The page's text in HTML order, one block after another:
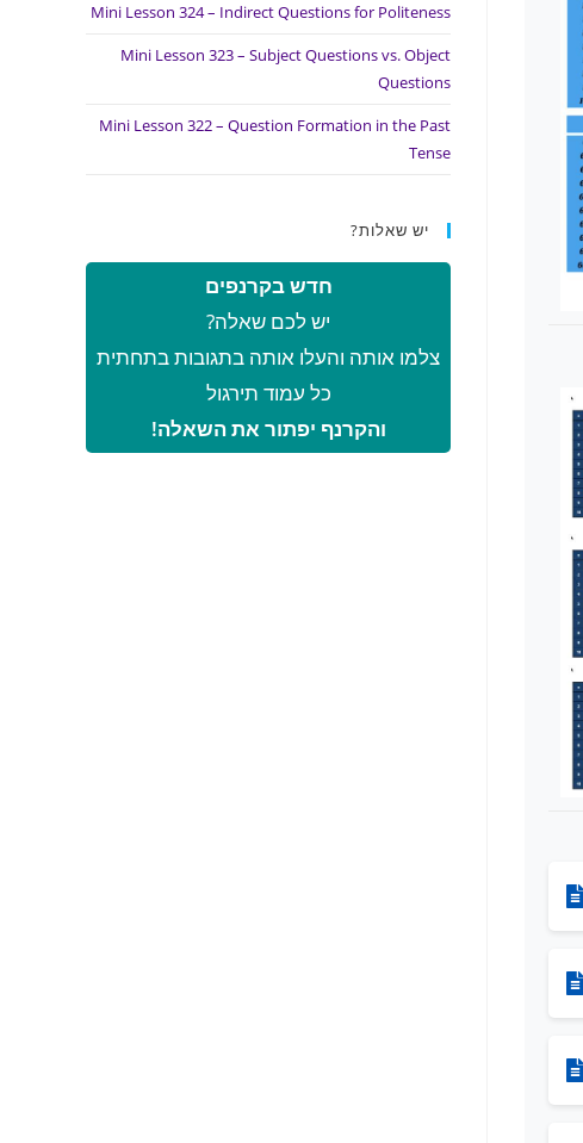
Mini Lesson 324 – Indirect Questions for Politeness
Mini Lesson 323 – Subject Questions vs. Object
Questions
Mini Lesson 322 – Question Formation in the Past
Tense
יש שאלות?
חדש בקרנפים
יש לכם שאלה?
צלמו אותה והעלו אותה בתגובות בתחתית
כל עמוד תירגול
והקרנף יפתור את השאלה!